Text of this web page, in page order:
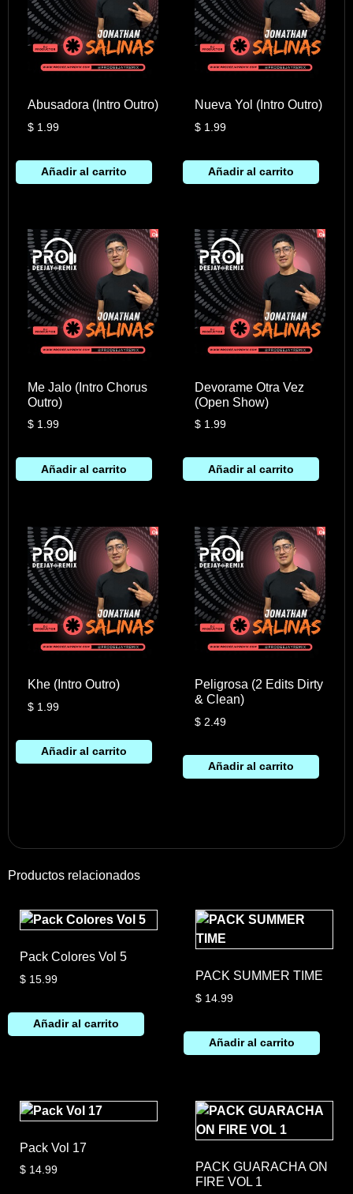
Abusadora (Intro Outro)
$1.99
Añadir al carrito
Nueva Yol (Intro Outro)
$ 1.99
Añadir al carrito
Me Jalo (Intro Chorus
Outro)
$1.99
Añadir al carrito
Devorame Otra Vez
(Open Show)
$ 1.99
Añadir al carrito
Khe (Intro Outro)
$1.99
Añadir al carrito
Peligrosa (2 Edits Dirty
& Clean)
$ 2.49
Añadir al carrito
Productos relacionados
Pack Colores Vol 5
$ 15.99
Añadir al carrito
PACK SUMMER TIME
$14.99
Añadir al carrito
Pack Vol 17
$ 14.99
PACK GUARACHA ON
FIRE VOL 1